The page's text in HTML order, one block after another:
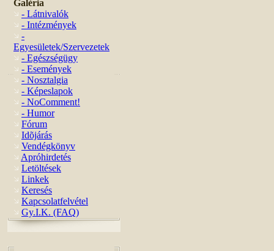
Galéria
- Látnivalók
- Intézmények
-
Egyesületek/Szervezetek
- Egészségügy
- Események
- Nosztalgia
- Képeslapok
- NoComment!
- Humor
Fórum
Idõjárás
Vendégkönyv
Apróhirdetés
Letöltések
Linkek
Keresés
Kapcsolatfelvétel
Gy.I.K. (FAQ)